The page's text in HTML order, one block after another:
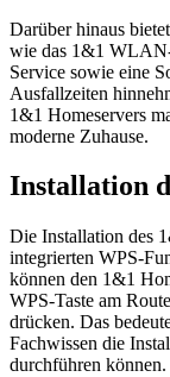
Darüber hinaus
wie das 1&1 WLAN-
Service sowie eine
Ausfallzeiten
1&1 Homeservers
moderne Zuhause.
Installation
Die Installation des
integrierten WPS-
können den 1&1
WPS-Taste am
drücken. Das
Fachwissen die
durchführen können.